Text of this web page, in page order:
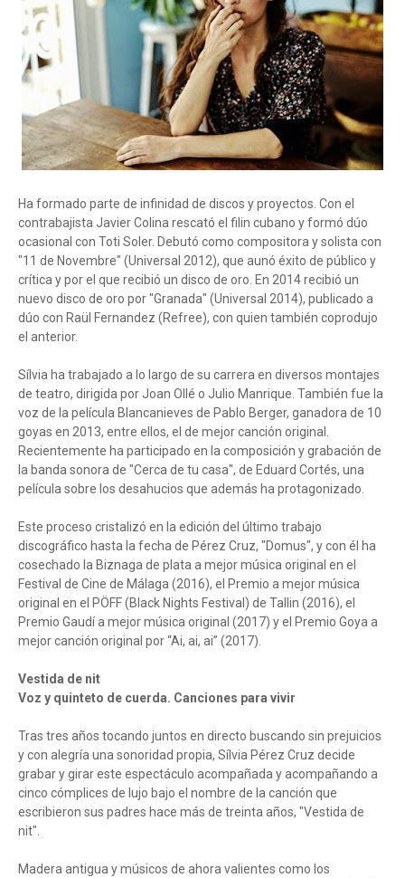
Ha formado parte de infinidad de discos y proyectos. Con el
contrabajista Javier Colina rescató el filin cubano y formó dúo
ocasional con Toti Soler. Debutó como compositora y solista con
"11 de Novembre" (Universal 2012), que aunó éxito de público y
crítica y por el que recibió un disco de oro. En 2014 recibió un
nuevo disco de oro por "Granada" (Universal 2014), publicado a
dúo con Raül Fernandez (Refree), con quien también coprodujo
el anterior.
Sílvia ha trabajado a lo largo de su carrera en diversos montajes
de teatro, dirigida por Joan Ollé o Julio Manrique. También fue la
voz de la película Blancanieves de Pablo Berger, ganadora de 10
goyas en 2013, entre ellos, el de mejor canción original.
Recientemente ha participado en la composición y grabación de
la banda sonora de "Cerca de tu casa", de Eduard Cortés, una
película sobre los desahucios que además ha protagonizado.
Este proceso cristalizó en la edición del último trabajo
discográfico hasta la fecha de Pérez Cruz, "Domus", y con él ha
cosechado la Biznaga de plata a mejor música original en el
Festival de Cine de Málaga (2016), el Premio a mejor música
original en el PÖFF (Black Nights Festival) de Tallin (2016), el
Premio Gaudí a mejor música original (2017) y el Premio Goya a
mejor canción original por “Ai, ai, ai” (2017).
Vestida de nit
Voz y quinteto de cuerda. Canciones para vivir
Tras tres años tocando juntos en directo buscando sin prejuicios
y con alegría una sonoridad propia, Sílvia Pérez Cruz decide
grabar y girar este espectáculo acompañada y acompañando a
cinco cómplices de lujo bajo el nombre de la canción que
escribieron sus padres hace más de treinta años, "Vestida de
nit".
Madera antigua y músicos de ahora valientes como los